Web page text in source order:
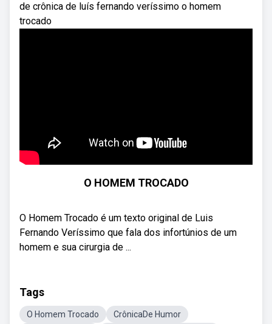
de crônica de luís fernando veríssimo o homem
trocado
O HOMEM TROCADO
O Homem Trocado é um texto original de Luis
Fernando Veríssimo que fala dos infortúnios de um
homem e sua cirurgia de ...
Tags
O Homem Trocado
CrônicaDe Humor